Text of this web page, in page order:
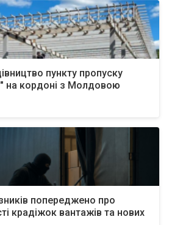
пункту пропуску
на кордоні з Молдовою
попереджено про
крадіжок вантажів та нових